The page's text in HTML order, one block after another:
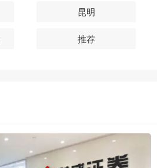
昆明
推荐